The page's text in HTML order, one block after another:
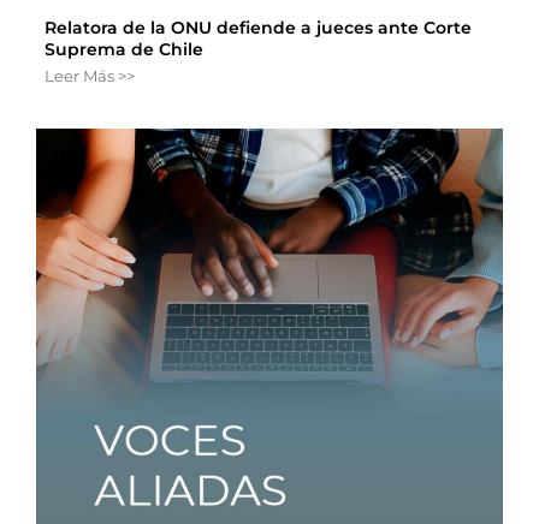
Relatora de la ONU defiende a jueces ante Corte
Suprema de Chile
Leer Más >>